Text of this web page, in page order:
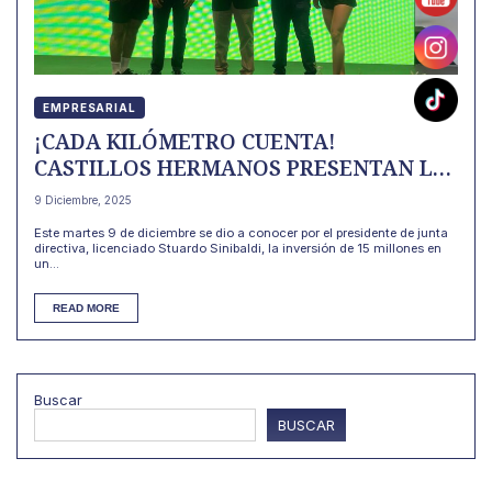
EMPRESARIAL
¡CADA KILÓMETRO CUENTA!
CASTILLOS HERMANOS PRESENTAN LA
CARRERA POR LA NUTRICIÓN.
9 Diciembre, 2025
Este martes 9 de diciembre se dio a conocer por el presidente de junta
directiva, licenciado Stuardo Sinibaldi, la inversión de 15 millones en
un...
READ MORE
Buscar
BUSCAR